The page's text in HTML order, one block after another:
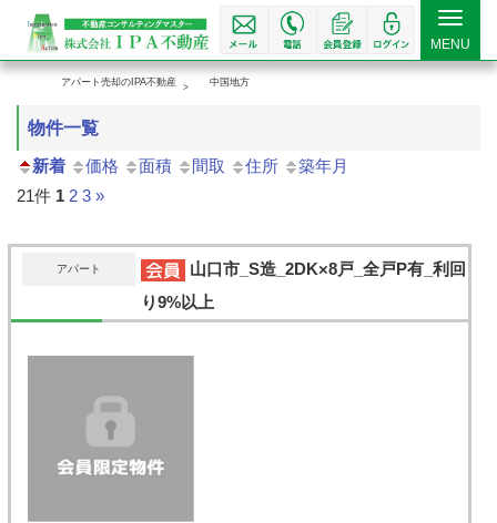
Toggle
MENU
アパート売却のIPA不動産 中国地方
物件一覧
新着
価格 面積 間取 住所
築年月
21件 1 2 3 »
アパート
山口市_S造_2DK×8戸_全戸P有_利回
り9%以上